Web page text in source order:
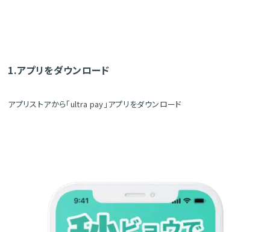
1.アプリをダウンロード
アプリストアから「ultra pay」アプリをダウンロード